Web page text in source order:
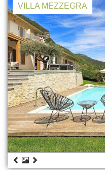
VILLA MEZZEGRA